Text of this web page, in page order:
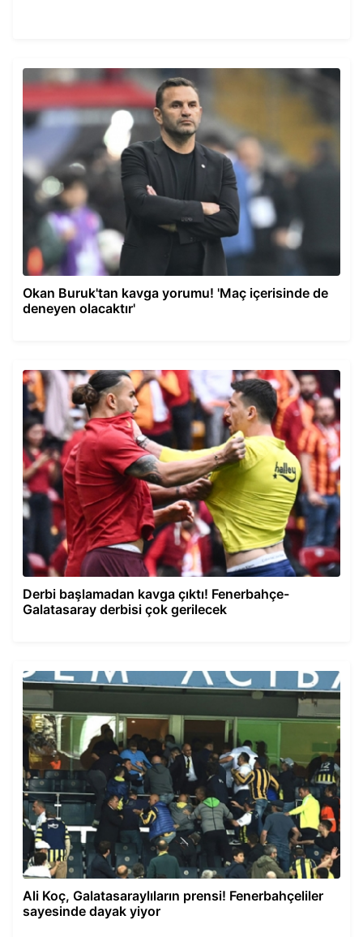
Okan Buruk'tan kavga yorumu! 'Maç içerisinde de
deneyen olacaktır'
Derbi başlamadan kavga çıktı! Fenerbahçe-
Galatasaray derbisi çok gerilecek
Ali Koç, Galatasaraylıların prensi! Fenerbahçeliler
sayesinde dayak yiyor